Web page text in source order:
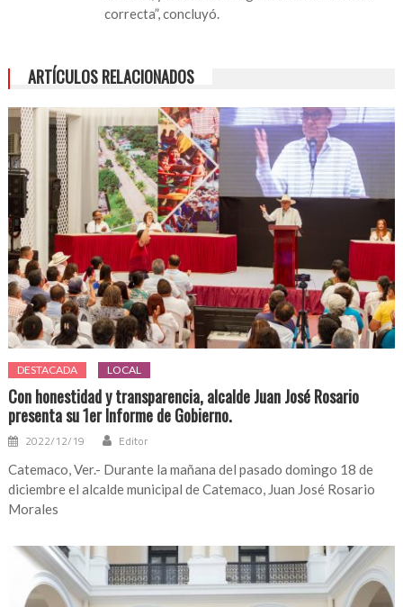
correcta”, concluyó.
ARTÍCULOS RELACIONADOS
DESTACADA LOCAL
Con honestidad y transparencia, alcalde Juan José Rosario
presenta su 1er Informe de Gobierno.
2022/12/19 Editor
Catemaco, Ver.- Durante la mañana del pasado domingo 18 de
diciembre el alcalde municipal de Catemaco, Juan José Rosario
Morales